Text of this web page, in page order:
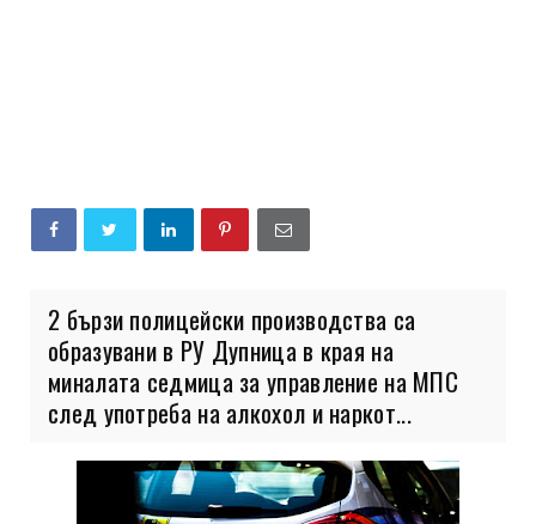
2 бързи полицейски производства са
образувани в РУ Дупница в края на
миналата седмица за управление на МПС
след употреба на алкохол и наркот...